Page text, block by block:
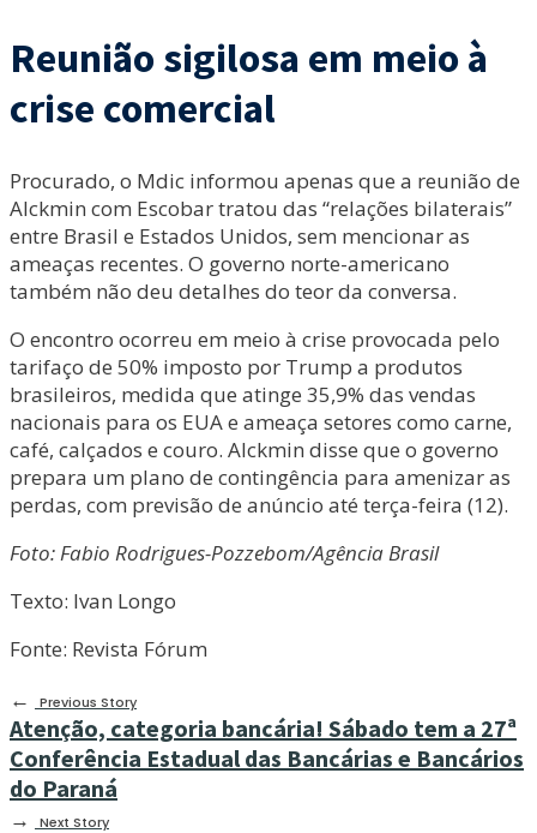
Reunião sigilosa em meio à
crise comercial
Procurado, o Mdic informou apenas que a reunião de
Alckmin com Escobar tratou das “relações bilaterais”
entre Brasil e Estados Unidos, sem mencionar as
ameaças recentes. O governo norte-americano
também não deu detalhes do teor da conversa.
O encontro ocorreu em meio à crise provocada pelo
tarifaço de 50% imposto por Trump a produtos
brasileiros, medida que atinge 35,9% das vendas
nacionais para os EUA e ameaça setores como carne,
café, calçados e couro. Alckmin disse que o governo
prepara um plano de contingência para amenizar as
perdas, com previsão de anúncio até terça-feira (12).
Foto: Fabio Rodrigues-Pozzebom/Agência Brasil
Texto: Ivan Longo
Fonte: Revista Fórum
←
Previous Story
Atenção, categoria bancária! Sábado tem a 27ª
Conferência Estadual das Bancárias e Bancários
do Paraná
→ Next Story